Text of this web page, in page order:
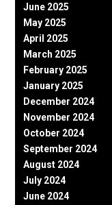
June 2025
May 2025
April 2025
March 2025
February 2025
January 2025
December 2024
November 2024
October 2024
September 2024
August 2024
July 2024
June 2024